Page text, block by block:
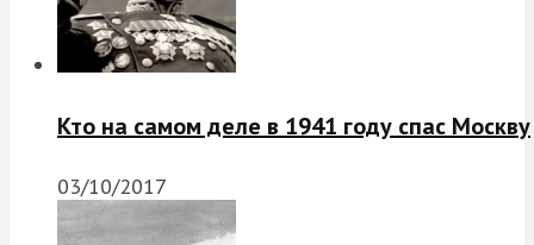
Кто на самом деле в 1941 году спас Москву
03/10/2017